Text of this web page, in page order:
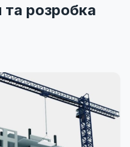
та розробка